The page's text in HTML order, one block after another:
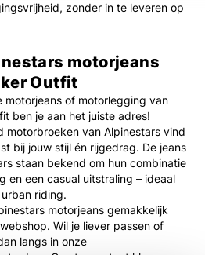
zonder in te leveren op
motorjeans
Outfit
motorjeans of motorlegging van
ben je aan het juiste adres!
motorbroeken van Alpinestars vind
bij jouw stijl én rijgedrag. De jeans
staan bekend om hun combinatie
en een casual uitstraling – ideaal
riding.
motorjeans gemakkelijk
Wil je liever passen of
langs in onze